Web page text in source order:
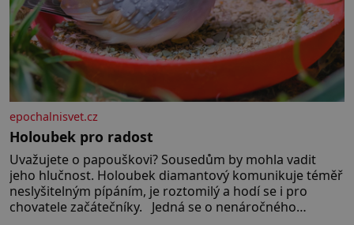
epochalnisvet.cz
Holoubek pro radost
Uvažujete o papouškovi? Sousedům by mohla vadit
jeho hlučnost. Holoubek diamantový komunikuje téměř
neslyšitelným pípáním, je roztomilý a hodí se i pro
chovatele začátečníky. Jedná se o nenáročného